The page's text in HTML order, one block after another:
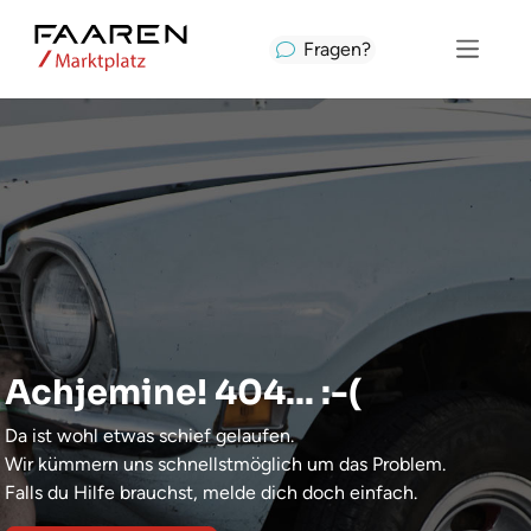
Fragen?
Achjemine! 404... :-(
Da ist wohl etwas schief gelaufen.
Wir kümmern uns schnellstmöglich um das Problem.
Falls du Hilfe brauchst, melde dich doch einfach.